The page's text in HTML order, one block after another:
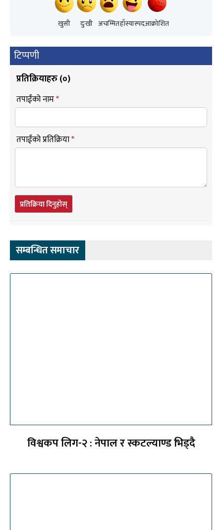
खुसी दुःखी अचम्मितहाँस्यास्पदआक्रोशित
टिप्पणी
प्रतिक्रियाहरु (०)
तपाईंको नाम*
तपाईंको प्रतिक्रिया*
प्रतिक्रिया दिनुहोस्
सम्बन्धित समाचार
विश्वकप लिग-२ : नेपाल र स्कटल्याण्ड भिड्दै